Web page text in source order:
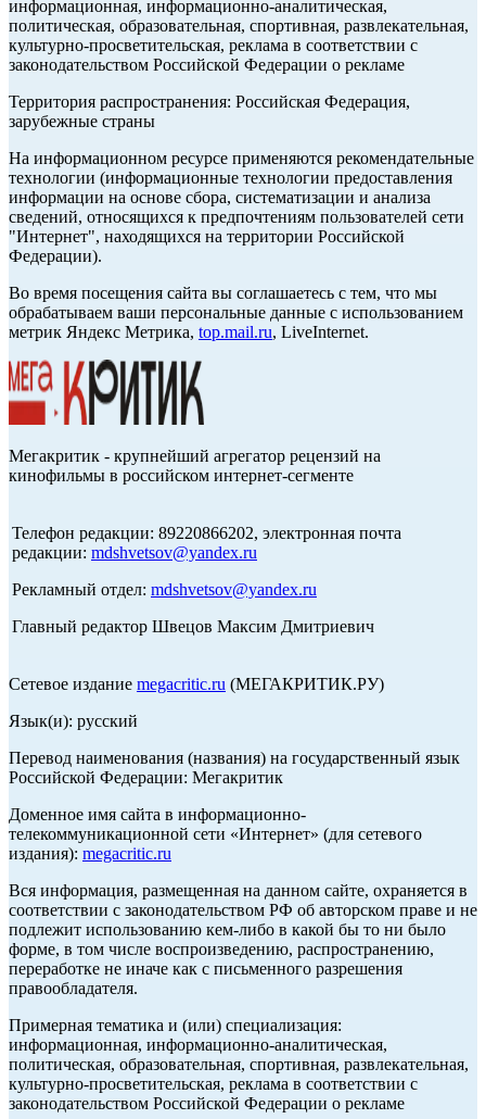
информационная, информационно-аналитическая,
политическая, образовательная, спортивная, развлекательная,
культурно-просветительская, реклама в соответствии с
законодательством Российской Федерации о рекламе
Территория распространения: Российская Федерация,
зарубежные страны
На информационном ресурсе применяются рекомендательные
технологии (информационные технологии предоставления
информации на основе сбора, систематизации и анализа
сведений, относящихся к предпочтениям пользователей сети
"Интернет", находящихся на территории Российской
Федерации).
Во время посещения сайта вы соглашаетесь с тем, что мы
обрабатываем ваши персональные данные с использованием
метрик Яндекс Метрика, top.mail.ru, LiveInternet.
Мегакритик - крупнейший агрегатор рецензий на
кинофильмы в российском интернет-сегменте
Телефон редакции: 89220866202, электронная почта
редакции: mdshvetsov@yandex.ru
Рекламный отдел: mdshvetsov@yandex.ru
Главный редактор Швецов Максим Дмитриевич
Сетевое издание megacritic.ru (МЕГАКРИТИК.РУ)
Язык(и): русский
Перевод наименования (названия) на государственный язык
Российской Федерации: Мегакритик
Доменное имя сайта в информационно-
телекоммуникационной сети «Интернет» (для сетевого
издания): megacritic.ru
Вся информация, размещенная на данном сайте, охраняется в
соответствии с законодательством РФ об авторском праве и не
подлежит использованию кем-либо в какой бы то ни было
форме, в том числе воспроизведению, распространению,
переработке не иначе как с письменного разрешения
правообладателя.
Примерная тематика и (или) специализация:
информационная, информационно-аналитическая,
политическая, образовательная, спортивная, развлекательная,
культурно-просветительская, реклама в соответствии с
законодательством Российской Федерации о рекламе